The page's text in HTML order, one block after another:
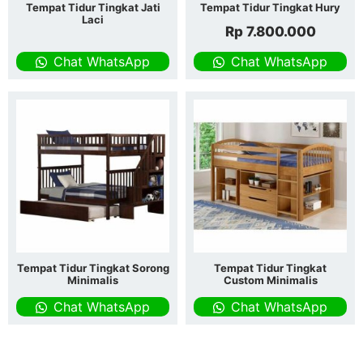
Tempat Tidur Tingkat Jati
Laci
Chat WhatsApp
Tempat Tidur Tingkat Hury
Rp7.800.000
Chat WhatsApp
Tempat Tidur Tingkat Sorong
Minimalis
Chat WhatsApp
Tempat Tidur Tingkat
Custom Minimalis
Chat WhatsApp